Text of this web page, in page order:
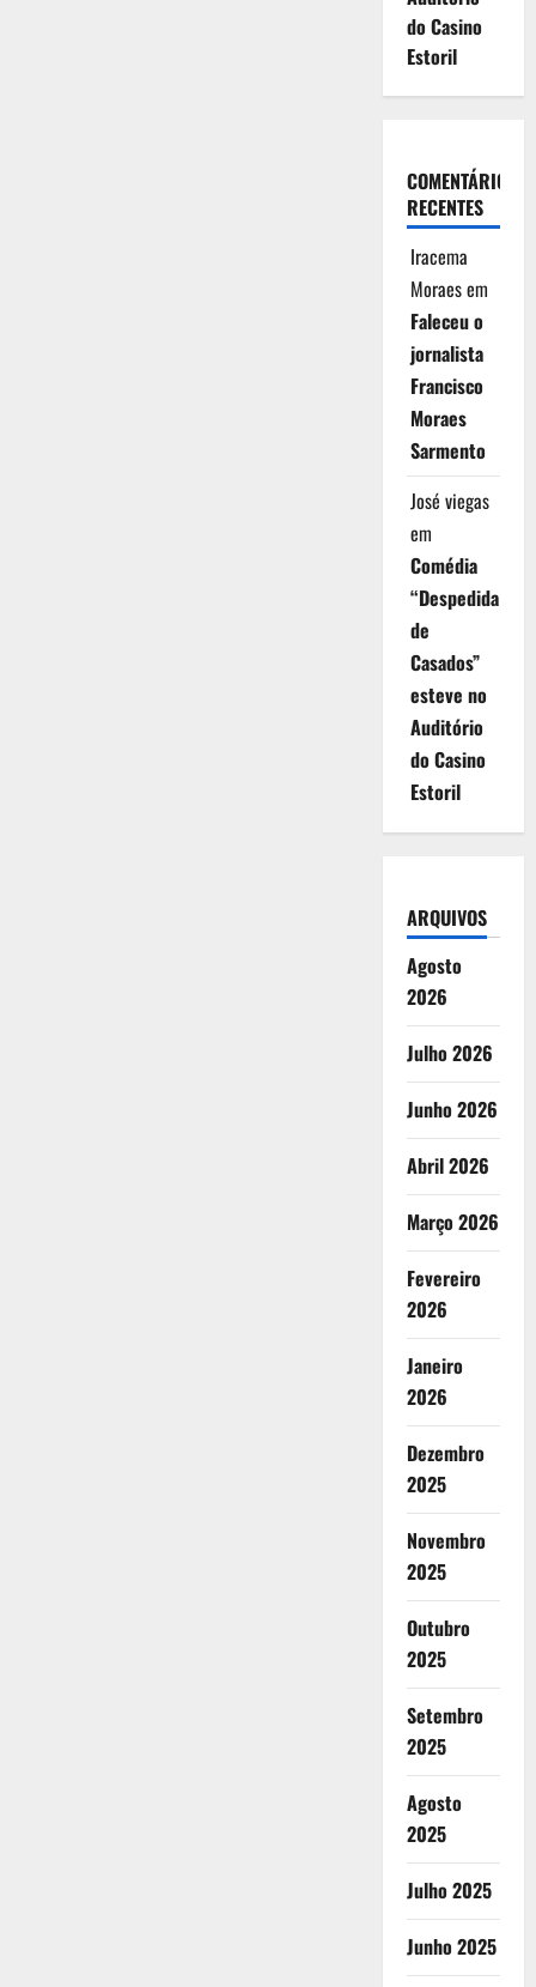
do Casino
Estoril
COMENTÁRIOS
RECENTES
Iracema
Moraesem
Faleceu o
jornalista
Francisco
Moraes
Sarmento
José viegas
em
Comédia
“Despedida
de
Casados”
esteve no
Auditório
do Casino
Estoril
ARQUIVOS
Agosto
2026
Julho 2026
Junho 2026
Abril 2026
Março 2026
Fevereiro
2026
Janeiro
2026
Dezembro
2025
Novembro
2025
Outubro
2025
Setembro
2025
Agosto
2025
Julho 2025
Junho 2025